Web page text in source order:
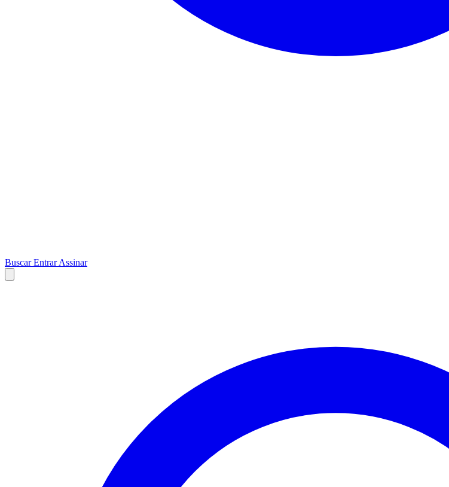
BuscarEntrarAssinar